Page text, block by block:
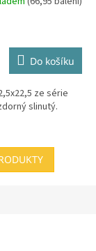
Do košíku
ze série
slinutý.